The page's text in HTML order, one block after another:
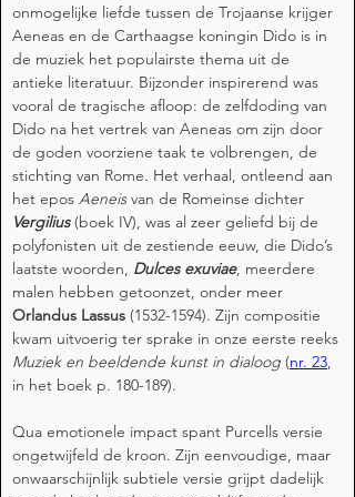
onmogelijke liefde tussen de Trojaanse krijger
Aeneas en de Carthaagse koningin Dido is in
de muziek het populairste thema uit de
antieke literatuur. Bijzonder inspirerend was
vooral de tragische afloop: de zelfdoding van
Dido na het vertrek van Aeneas om zijn door
de goden voorziene taak te volbrengen, de
stichting van Rome. Het verhaal, ontleend aan
het epos Aeneis van de Romeinse dichter
Vergilius (boek IV), was al zeer geliefd bij de
polyfonisten uit de zestiende eeuw, die Dido’s
laatste woorden, Dulces exuviae, meerdere
malen hebben getoonzet, onder meer
Orlandus Lassus (1532-1594). Zijn compositie
kwam uitvoerig ter sprake in onze eerste reeks
Muziek en beeldende kunst in dialoog (nr. 23,
in het boek p. 180-189).
Qua emotionele impact spant Purcells versie
ongetwijfeld de kroon. Zijn eenvoudige, maar
onwaarschijnlijk subtiele versie grijpt dadelijk